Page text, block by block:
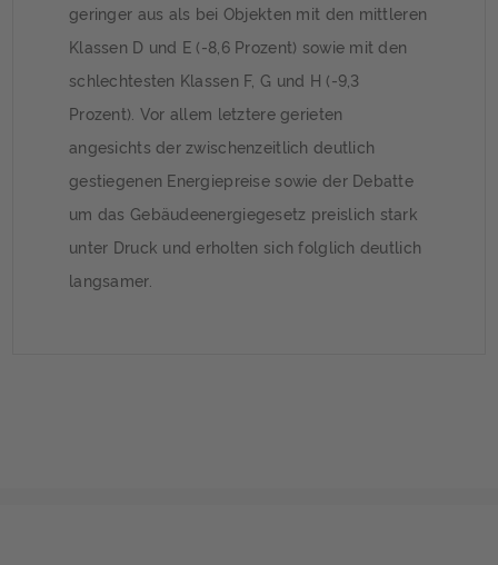
geringer aus als bei Objekten mit den mittleren
Klassen D und E (-8,6 Prozent) sowie mit den
schlechtesten Klassen F, G und H (-9,3
Prozent). Vor allem letztere gerieten
angesichts der zwischenzeitlich deutlich
gestiegenen Energiepreise sowie der Debatte
um das Gebäudeenergiegesetz preislich stark
unter Druck und erholten sich folglich deutlich
langsamer.